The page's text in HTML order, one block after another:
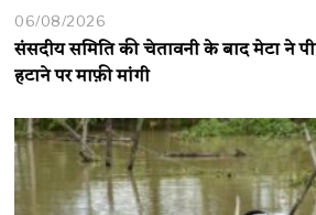
06/08/2026
संसदीय समिति की चेतावनी के बाद मेटा ने
हटाने पर माफ़ी मांगी